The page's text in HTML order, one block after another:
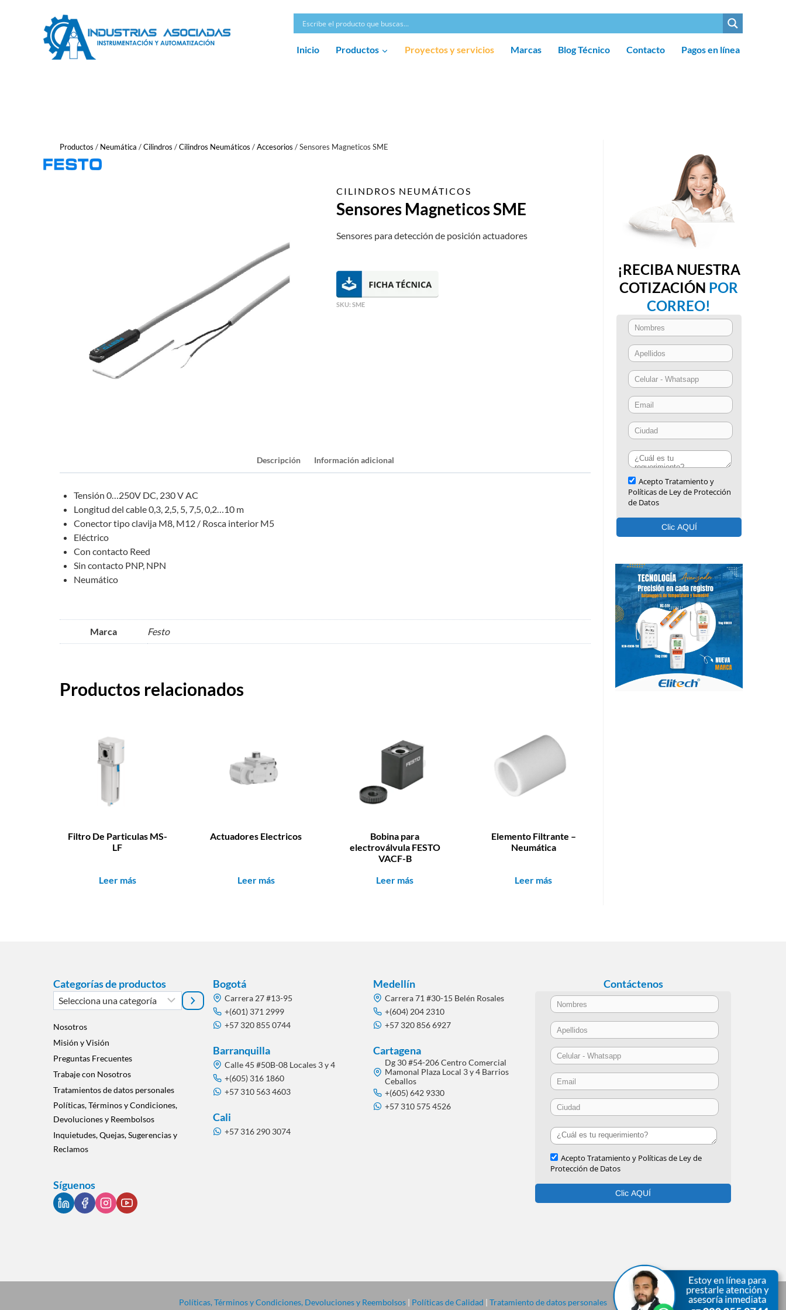
Inicio
Productos Proyectos y servicios Marcas Blog Técnico Contacto Pagos en línea
Productos / Neumática /Cilindros /Cilindros Neumáticos /Accesorios /Sensores Magneticos SME
CILINDROS NEUMÁTICOS
Sensores Magneticos SME
Sensores para detección de posición actuadores
SKU: SME
Descripción Información adicional
Tensión 0…250V DC, 230 V AC
Longitud del cable 0,3, 2,5, 5, 7,5, 0,2…10 m
Conector tipo clavija M8, M12 / Rosca interior M5
Eléctrico
Con contacto Reed
Sin contacto PNP, NPN
Neumático
Marca Festo
Productos relacionados
Filtro De Particulas MS-
LF
Leer más
Actuadores Electricos
Leer más
Bobina para
electroválvula FESTO
VACF-B
Leer más
Elemento Filtrante –
Neumática
Leer más
¡RECIBA NUESTRA
COTIZACIÓN POR
CORREO!
Categorías de productos
Selecciona
una
categoría
Nosotros
Misión y Visión
Preguntas Frecuentes
Trabaje con Nosotros
Tratamientos de datos personales
Políticas, Términos y Condiciones,
Devoluciones y Reembolsos
Inquietudes, Quejas, Sugerencias y
Reclamos
Síguenos
Bogotá
Carrera 27 #13-95
+(601) 371 2999
+57 320 855 0744
Barranquilla
Calle 45 #50B-08 Locales 3 y 4
+(605) 316 1860
+57 310 563 4603
Cali
+57 316 290 3074
Medellín
Carrera 71 #30-15 Belén Rosales
+(604) 204 2310
+57 320 856 6927
Cartagena
Dg 30 #54-206 Centro Comercial
Mamonal Plaza Local 3 y 4 Barrios
Ceballos
+(605) 642 9330
+57 310 575 4526
Contáctenos
Políticas, Términos y Condiciones, Devoluciones y Reembolsos| Políticas de Calidad | Tratamiento de datos personales